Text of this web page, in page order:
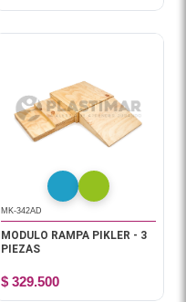
MK-342AD
MODULO RAMPA PIKLER - 3
PIEZAS
$ 329.500